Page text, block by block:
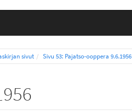
sivut Sivu 53: Pajatso-ooppera 9.6.1956